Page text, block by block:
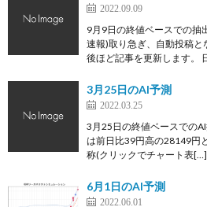
2022.09.09
9月9日の終値ベースでの抽
速報)取り急ぎ、自動投稿と
後ほど記事を更新します。
3月25日のAI予測
2022.03.25
3月25日の終値ベースでの
は前日比39円高の28149円
称(クリックでチャート表[…]
6月1日のAI予測
2022.06.01